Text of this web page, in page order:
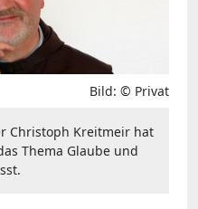
Bild: © Privat
Christoph Kreitmeir hat
Thema Glaube und